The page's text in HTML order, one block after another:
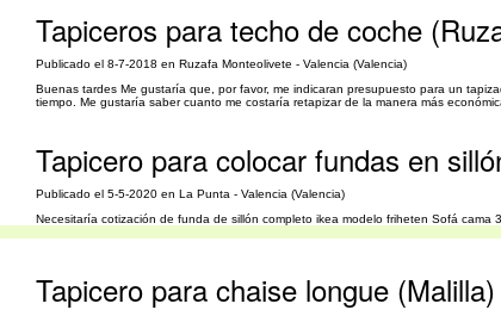
Tapiceros para techo de coche
Publicado el 8-7-2018 en Ruzafa Monteolivete - Valencia (Valencia)
Buenas tardes Me gustaría que, por favor, me indicaran presupuesto para un
tiempo. Me gustaría saber cuanto me costaría retapizar de la manera más
Tapicero para colocar fundas en
Publicado el 5-5-2020 en La Punta - Valencia (Valencia)
Necesitaría cotización de funda de sillón completo ikea modelo friheten Sofá
Tapicero para chaise longue (Malilla)